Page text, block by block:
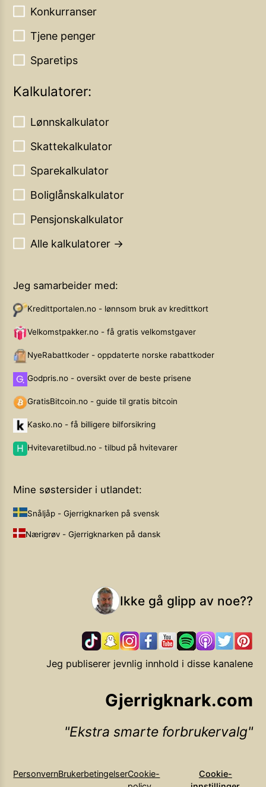
Konkurranser
Tjene penger
Sparetips
Kalkulatorer:
Lønnskalkulator
Skattekalkulator
Sparekalkulator
Boliglånskalkulator
Pensjonskalkulator
Alle kalkulatorer →
Jeg samarbeider med:
Kredittportalen.no - lønnsom bruk av kredittkort
Velkomstpakker.no - få gratis velkomstgaver
NyeRabattkoder - oppdaterte norske rabattkoder
Godpris.no - oversikt over de beste prisene
GratisBitcoin.no - guide til gratis bitcoin
Kasko.no - få billigere bilforsikring
Hvitevaretilbud.no - tilbud på hvitevarer
Mine søstersider i utlandet:
Snåljåp - Gjerrigknarken på svensk
Nærigrøv - Gjerrigknarken på dansk
Ikke gå glipp av noe??
Jeg publiserer jevnlig innhold i disse kanalene
Gjerrigknark.com
Ekstra smarte forbrukervalg
PersonvernBrukerbetingelserCookie-
Cookie-